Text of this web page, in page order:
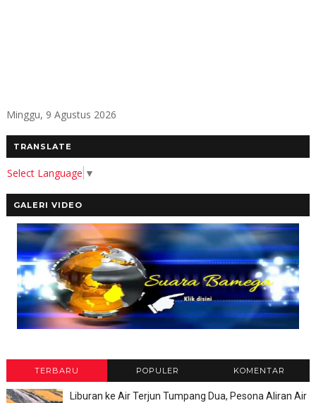
Minggu, 9 Agustus 2026
TRANSLATE
Select Language ▼
GALERI VIDEO
TERBARU POPULER KOMENTAR
Liburan ke Air Terjun Tumpang Dua, Pesona Aliran Air